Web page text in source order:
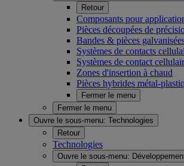
Retour
Composants pour
Pièces découpées de
Bandes & pièces
Systèmes de contacts
Systèmes de contact
Zones d'insertion à chaud
Pièces hybrides métal-
Fermer le menu
Fermer le menu
Ouvre le sous-menu: Technologies
Retour
Technologies
Ouvre le sous-menu: